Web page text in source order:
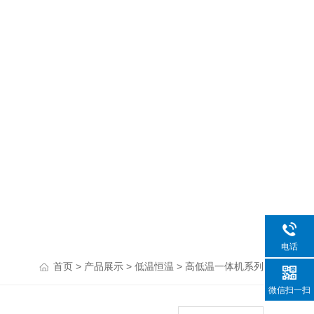
首页 > 产品展示 > 低温恒温 > 高低温一体机系列
电话
微信扫一扫